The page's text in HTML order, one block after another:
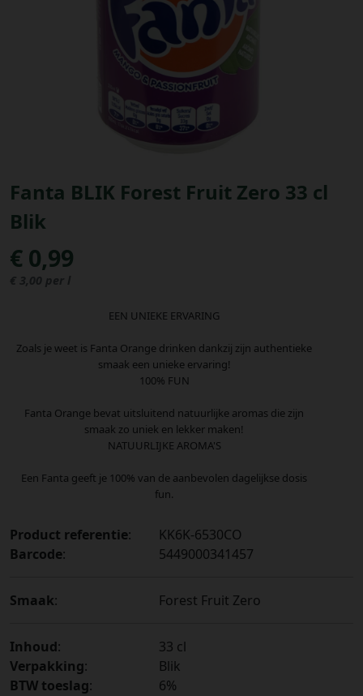
Fanta BLIK Forest Fruit Zero 33 cl
Blik
€ 0,99
€ 3,00 per l
EEN UNIEKE ERVARING
Zoals je weet is Fanta Orange drinken dankzij zijn authentieke
smaak een unieke ervaring!
100% FUN
Fanta Orange bevat uitsluitend natuurlijke aromas die zijn
smaak zo uniek en lekker maken!
NATUURLIJKE AROMA'S
Een Fanta geeft je 100% van de aanbevolen dagelijkse dosis
fun.
Product referentie:
KK6K-6530CO
Barcode: 5449000341457
Smaak: Forest Fruit Zero
Inhoud:
33 cl
Verpakking:
Blik
BTW toeslag: 6%